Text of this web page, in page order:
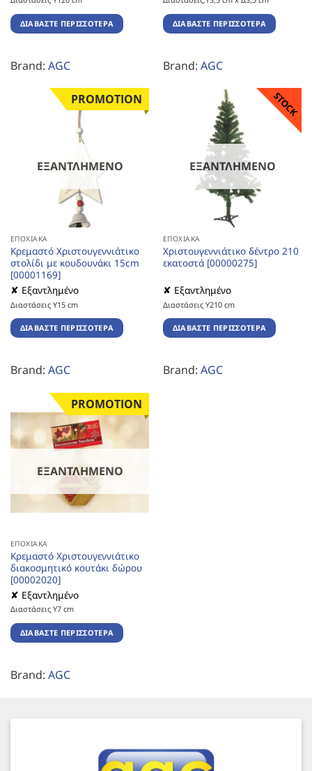
ΔΙΑΒΆΣΤΕ ΠΕΡΙΣΣΌΤΕΡΑ
Brand: AGC
ΔΙΑΒΆΣΤΕ ΠΕΡΙΣΣΌΤΕΡΑ
Brand: AGC
PROMOTION
ΕΞΑΝΤΛΗΜΈΝΟ
ΕΠΟΧΙΑΚΆ
Κρεμαστό Χριστουγεννιάτικο
στολίδι με κουδουνάκι 15cm
[00001169]
✘ Εξαντλημένο
Διαστάσεις Υ15 cm
ΔΙΑΒΆΣΤΕ ΠΕΡΙΣΣΌΤΕΡΑ
Brand: AGC
STOCK
ΕΞΑΝΤΛΗΜΈΝΟ
ΕΠΟΧΙΑΚΆ
Χριστουγεννιάτικο δέντρο 210
εκατοστά [00000275]
✘ Εξαντλημένο
Διαστάσεις Υ210 cm
ΔΙΑΒΆΣΤΕ ΠΕΡΙΣΣΌΤΕΡΑ
Brand: AGC
PROMOTION
ΕΞΑΝΤΛΗΜΈΝΟ
ΕΠΟΧΙΑΚΆ
Κρεμαστό Χριστουγεννιάτικο
διακοσμητικό κουτάκι δώρου
[00002020]
✘ Εξαντλημένο
Διαστάσεις Υ7 cm
ΔΙΑΒΆΣΤΕ ΠΕΡΙΣΣΌΤΕΡΑ
Brand: AGC